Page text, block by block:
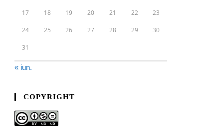
17 18 19 20 21 22 23
24 25 26 27 28 29 30
31
« iun.
COPYRIGHT